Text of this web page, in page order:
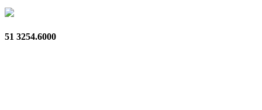
51 3254.6000